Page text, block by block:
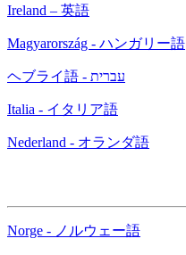
Ireland – 英語
Magyarország - ハンガリー語
ヘブライ語 - עברית
Italia - イタリア語
Nederland - オランダ語
Norge - ノルウェー語